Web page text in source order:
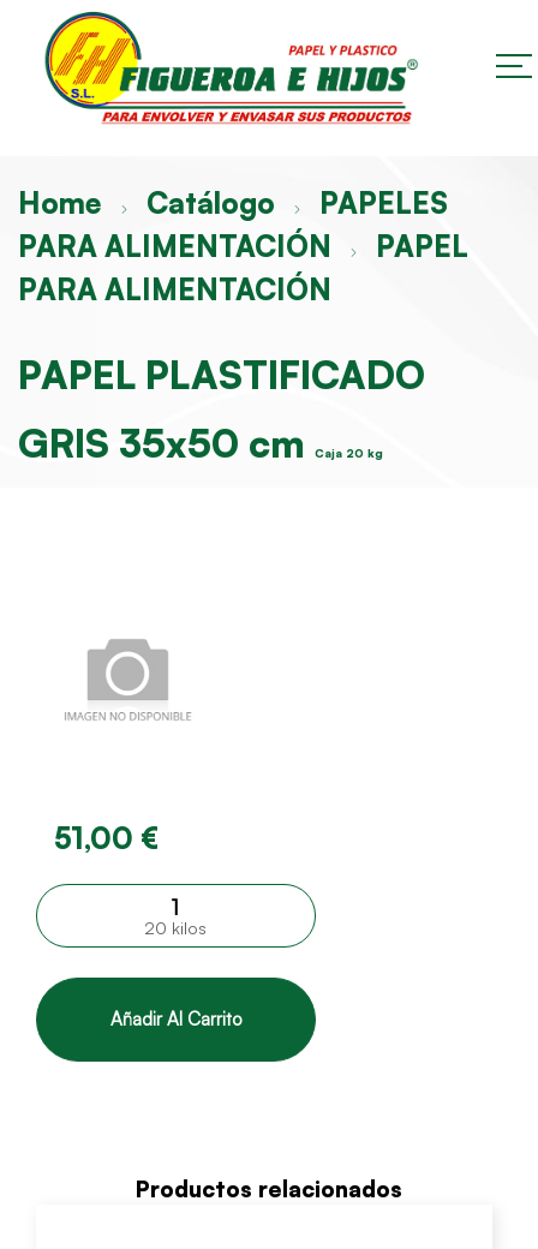
Home Catálogo
PAPELES
PARA ALIMENTACIÓN
PAPEL
PARA ALIMENTACIÓN
PAPEL PLASTIFICADO
GRIS 35x50 cm
Caja 20 kg
51,00 €
20 kilos
Añadir Al Carrito
Productos relacionados